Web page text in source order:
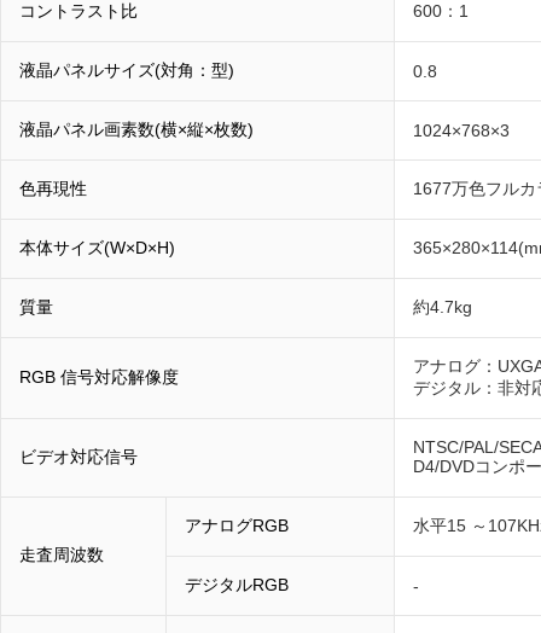
コントラスト比 600：1
液晶パネルサイズ(対角：型) 0.8
液晶パネル画素数(横×縦×枚数) 1024×768×3
色再現性 1677万色フルカ
本体サイズ(W×D×H)
質量 約4.7kg
RGB 信号対応解像度
アナログ：
デジタル：非対
ビデオ対応信号
NTSC/PAL/
D4/DVDコンポ
走査周波数
アナログRGB 水平15 ～
デジタルRGB -